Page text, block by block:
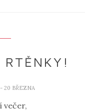
RTĚNKY!
- 20 BŘEZNA
večer,